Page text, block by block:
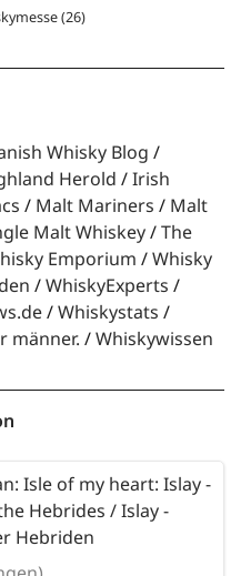
(26)
Whisky Blog
Herold
Irish
Malt Mariners
Malt
Malt Whiskey
The
Emporium
Whisky
WhiskyExperts
Whiskystats
männer.
Whiskywissen
Isle of my heart: Islay -
Hebrides / Islay -
Hebriden